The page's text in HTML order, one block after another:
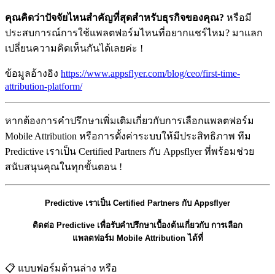
คุณคิดว่าปัจจัยไหนสำคัญที่สุดสำหรับธุรกิจของคุณ? หรือมี
ประสบการณ์การใช้แพลตฟอร์มไหนที่อยากแชร์ไหม? มาแลก
เปลี่ยนความคิดเห็นกันได้เลยค่ะ !
ข้อมูลอ้างอิง https://www.appsflyer.com/blog/ceo/first-time-
attribution-platform/
หากต้องการคำปรึกษาเพิ่มเติมเกี่ยวกับการเลือกแพลตฟอร์ม
Mobile Attribution หรือการตั้งค่าระบบให้มีประสิทธิภาพ ทีม
Predictive เราเป็น Certified Partners กับ Appsflyer ที่พร้อมช่วย
สนับสนุนคุณในทุกขั้นตอน !
Predictive เราเป็น Certified Partners กับ Appsflyer
ติดต่อ Predictive เพื่อรับคำปรึกษาเบื้องต้นเกี่ยวกับ การเลือก
แพลตฟอร์ม Mobile Attribution ได้ที่
📋 แบบฟอร์มด้านล่าง หรือ